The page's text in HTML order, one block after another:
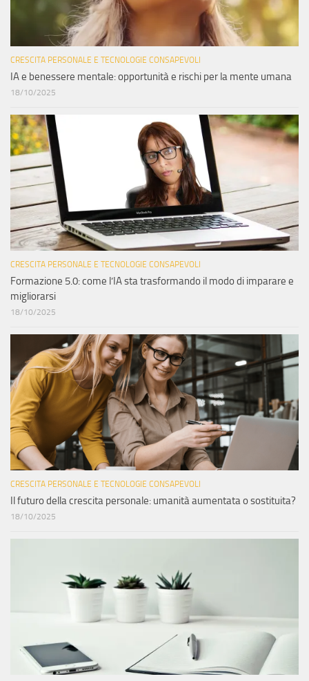
CRESCITA PERSONALE E TECNOLOGIE CONSAPEVOLI
IA e benessere mentale: opportunità e rischi per la mente umana
18/10/2025
CRESCITA PERSONALE E TECNOLOGIE CONSAPEVOLI
Formazione 5.0: come l’IA sta trasformando il modo di imparare e
migliorarsi
18/10/2025
CRESCITA PERSONALE E TECNOLOGIE CONSAPEVOLI
Il futuro della crescita personale: umanità aumentata o sostituita?
18/10/2025